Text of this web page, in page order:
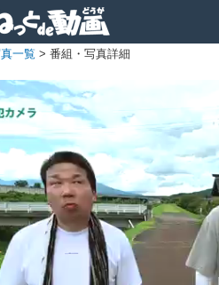
一覧 > 番組・写真詳細